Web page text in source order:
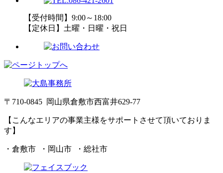
【受付時間】9:00～18:00
【定休日】土曜・日曜・祝日
〒710-0845 岡山県倉敷市西富井629-77
【こんなエリアの事業主様をサポートさせて頂いておりま
す】
・倉敷市 ・岡山市 ・総社市